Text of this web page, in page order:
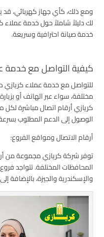
ومع ذلك، كأي جهاز كهربائي، قد
لك دليلاً شاملاً حول خدمة عملاء
خدمة صيانة احترافية وسريعة.
كيفية التواصل مع خدمة
للتواصل مع خدمة عملاء كريازي
مختلفة، سواء عبر الهاتف أو
كريازي أرقام اتصال مباشرة
الوصول إلى الدعم المطلوب
أرقام الاتصال ومواقع الفروع:
توفر شركة كريازي مجموعة من
المحافظات المختلفة. تتواجد
والإسكندرية والجيزة، بالإضافة